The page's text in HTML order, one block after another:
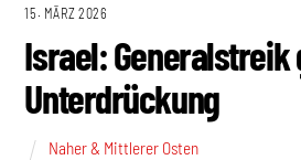
15. MÄRZ 2026
Israel: Generalstreik
Unterdrückung
Naher & Mittlerer Osten